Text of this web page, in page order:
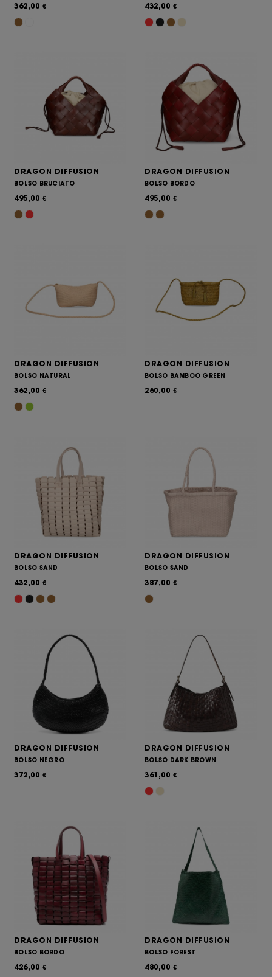
362,00 € 432,00 €
DRAGON DIFFUSION
BOLSO BRUCIATO
495,00 €
DRAGON DIFFUSION
BOLSO BORDO
495,00 €
DRAGON DIFFUSION
BOLSO NATURAL
362,00 €
DRAGON DIFFUSION
BOLSO BAMBOO GREEN
260,00 €
DRAGON DIFFUSION
BOLSO SAND
432,00 €
DRAGON DIFFUSION
BOLSO SAND
387,00 €
DRAGON DIFFUSION
BOLSO NEGRO
372,00 €
DRAGON DIFFUSION
BOLSO DARK BROWN
361,00 €
DRAGON DIFFUSION
BOLSO BORDO
426,00 €
DRAGON DIFFUSION
BOLSO FOREST
480,00 €